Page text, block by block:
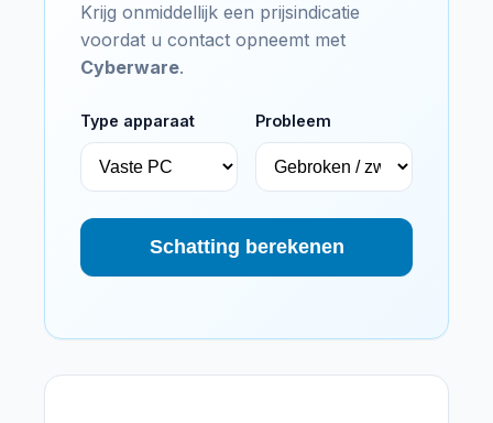
Krijg onmiddellijk een prijsindicatie
voordat u contact opneemt met
Cyberware.
Type apparaat Probleem
Schatting berekenen